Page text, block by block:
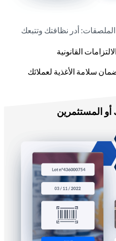
سلامة الأغذية لعملائك
المستثمرين